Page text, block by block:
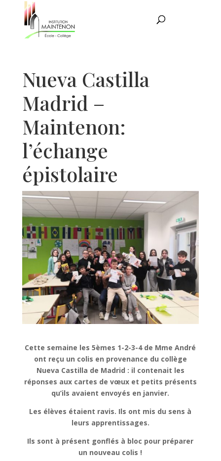
Nueva Castilla
Madrid –
Maintenon:
l’échange
épistolaire
Cette semaine les 5èmes 1-2-3-4 de Mme André
ont reçu un colis en provenance du collège
Nueva Castilla de Madrid : il contenait les
réponses aux cartes de vœux et petits présents
qu’ils avaient envoyés en janvier.
Les élèves étaient ravis. Ils ont mis du sens à
leurs apprentissages.
Ils sont à présent gonflés à bloc pour préparer
un nouveau colis !